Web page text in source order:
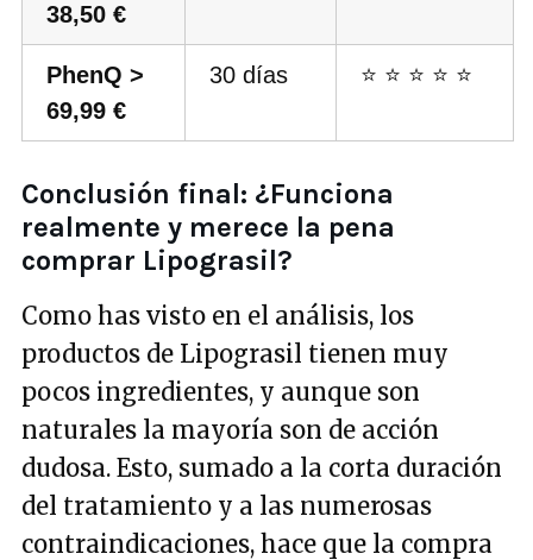
38,50 €
PhenQ >
69,99 €
30 días ⭐ ⭐ ⭐ ⭐ ⭐
Conclusión final: ¿Funciona
realmente y merece la pena
comprar Lipograsil?
Como has visto en el análisis, los
productos de Lipograsil tienen muy
pocos ingredientes, y aunque son
naturales la mayoría son de acción
dudosa. Esto, sumado a la corta duración
del tratamiento y a las numerosas
contraindicaciones, hace que la compra